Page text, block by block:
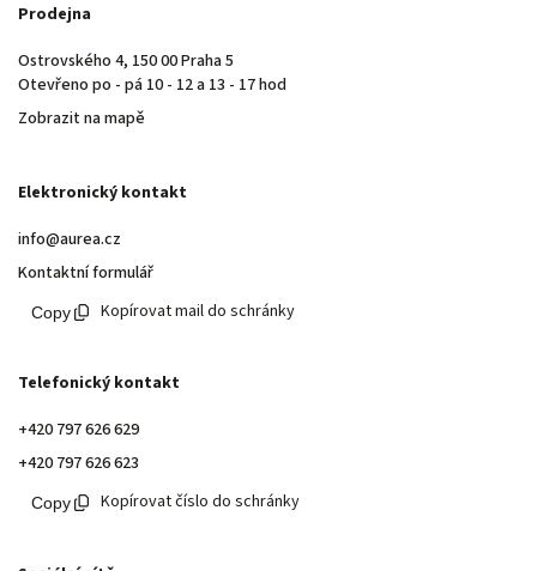
Prodejna
Ostrovského 4, 150 00 Praha 5
Otevřeno po - pá 10 - 12 a 13 - 17 hod
Zobrazit na mapě
Elektronický kontakt
info@aurea.cz
Kontaktní formulář
Kopírovat mail do schránky
Telefonický kontakt
+420 797 626 629
+420 797 626 623
Kopírovat číslo do schránky